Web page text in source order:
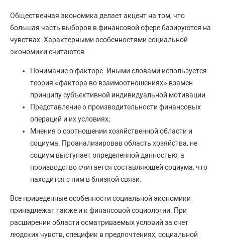
Общественная экономика делает акцент на том, что
большая часть выборов в финансовой сфере базируются на
чувствах. Характерными особенностями социальной
экономики считаются:
Понимание о факторе. Иными словами используется
теория «фактора во взаимоотношениях» взамен
принципу субъективной индивидуальной мотивации.
Представление о производительности финансовых
операций и их условиях;
Мнения о соотношении хозяйственной области и
социума. Проанализировав область хозяйства, не
социум выступает определенной данностью, а
производство считается составляющей социума, что
находится с ним в близкой связи.
Все приведенные особенности социальной экономики
принадлежат также и к финансовой социологии. При
расширении области осматриваемых условий за счет
людских чувств, специфик в предпочтениях, социальной